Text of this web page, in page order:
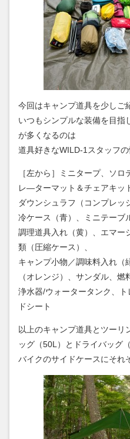
今回はキャンプ道具を少しご
いつもシンプルな装備を目指
が多くなるのは
道具好きなWILD-1スタッフ
［左から］ミニタープ、ソ
レ―ターマット＆チェアキッ
ダウンシュラフ（コンプレッ
冷ケース（青）、ミニテーブ
調理道具入れ（黄）、エマー
類（圧縮ケース）、
キャンプ小物／調味料入れ（
（オレンジ）、サンダル、燃
浄水器/ウォータータンク、
ドシート
以上のキャンプ道具とツーリ
ッグ（50L）とドライバッグ（
バイクのサイドケースにそれ